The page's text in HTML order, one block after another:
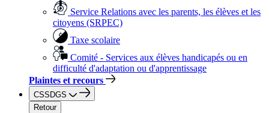
Service Relations avec les parents, les élèves et les
citoyens (SRPEC)
Taxe scolaire
Comité - Services aux élèves handicapés ou en
difficulté d'adaptation ou d'apprentissage
Plaintes et recours
CSSDGS
Retour